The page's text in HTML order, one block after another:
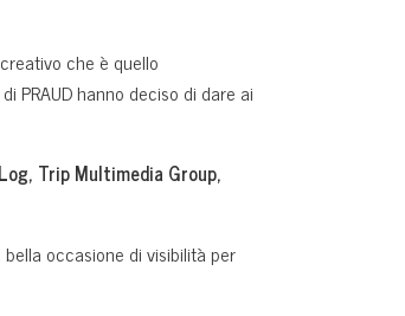
che è quello
PRAUD hanno deciso di dare ai
Trip Multimedia Group,
occasione di visibilità per